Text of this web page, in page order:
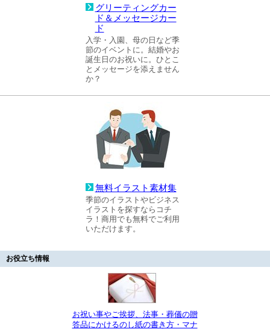
グリーティングカー
ド＆メッセージカー
ド
入学・入園、母の日など季
節のイベントに。結婚やお
誕生日のお祝いに。ひとこ
とメッセージを添えません
か？
無料イラスト素材集
季節のイラストやビジネス
イラストを探すならコチ
ラ！商用でも無料でご利用
いただけます。
お役立ち情報
お祝い事やご挨拶、法事・葬儀の贈
答品にかけるのし紙の書き方・マナ